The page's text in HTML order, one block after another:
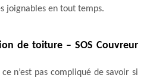
joignables en tout temps.
de toiture – SOS Couvreur
n’est pas compliqué de savoir si